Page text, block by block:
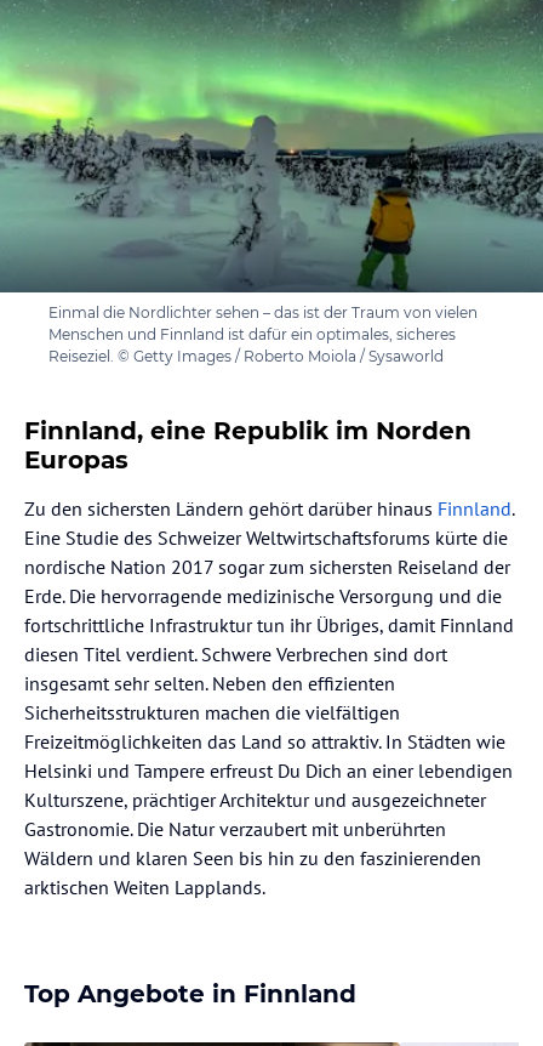
Einmal die Nordlichter sehen – das ist der Traum von vielen
Menschen und Finnland ist dafür ein optimales, sicheres
Reiseziel. © Getty Images / Roberto Moiola / Sysaworld
Finnland, eine Republik im Norden
Europas
Zu den sichersten Ländern gehört darüber hinaus Finnland.
Eine Studie des Schweizer Weltwirtschaftsforums kürte die
nordische Nation 2017 sogar zum sichersten Reiseland der
Erde. Die hervorragende medizinische Versorgung und die
fortschrittliche Infrastruktur tun ihr Übriges, damit Finnland
diesen Titel verdient. Schwere Verbrechen sind dort
insgesamt sehr selten. Neben den effizienten
Sicherheitsstrukturen machen die vielfältigen
Freizeitmöglichkeiten das Land so attraktiv. In Städten wie
Helsinki und Tampere erfreust Du Dich an einer lebendigen
Kulturszene, prächtiger Architektur und ausgezeichneter
Gastronomie. Die Natur verzaubert mit unberührten
Wäldern und klaren Seen bis hin zu den faszinierenden
arktischen Weiten Lapplands.
Top Angebote in Finnland